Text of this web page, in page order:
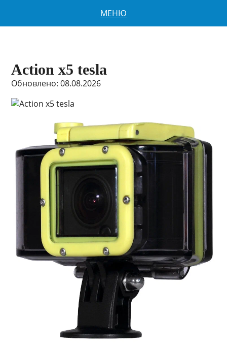
МЕНЮ
Action x5 tesla
Обновлено: 08.08.2026